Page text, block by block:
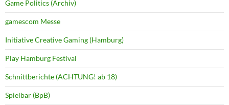
Game Politics (Archiv)
gamescom Messe
Initiative Creative Gaming (Hamburg)
Play Hamburg Festival
Schnittberichte (ACHTUNG! ab 18)
Spielbar (BpB)